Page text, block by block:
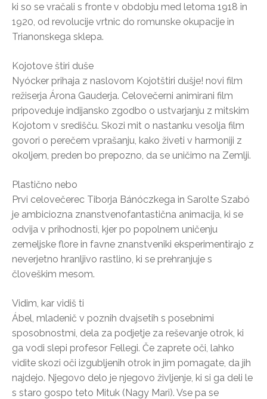
ki so se vračali s fronte v obdobju med letoma 1918 in
1920, od revolucije vrtnic do romunske okupacije in
Trianonskega sklepa.
Kojotove štiri duše
Nyócker prihaja z naslovom Kojotštiri dušje! novi film
režiserja Árona Gauderja. Celovečerni animirani film
pripoveduje indijansko zgodbo o ustvarjanju z mitskim
Kojotom v središču. Skozi mit o nastanku vesolja film
govori o perečem vprašanju, kako živeti v harmoniji z
okoljem, preden bo prepozno, da se uničimo na Zemlji.
Plastično nebo
Prvi celovečerec Tiborja Bánóczkega in Sarolte Szabó
je ambiciozna znanstvenofantastična animacija, ki se
odvija v prihodnosti, kjer po popolnem uničenju
zemeljske flore in favne znanstveniki eksperimentirajo z
neverjetno hranljivo rastlino, ki se prehranjuje s
človeškim mesom.
Vidim, kar vidiš ti
Ábel, mladenič v poznih dvajsetih s posebnimi
sposobnostmi, dela za podjetje za reševanje otrok, ki
ga vodi slepi profesor Fellegi. Če zaprete oči, lahko
vidite skozi oči izgubljenih otrok in jim pomagate, da jih
najdejo. Njegovo delo je njegovo življenje, ki si ga deli le
s staro gospo teto Mituk (Nagy Mari). Vse pa se